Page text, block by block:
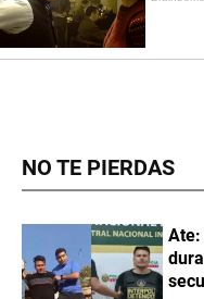
NO TE PIERDAS
Ate: